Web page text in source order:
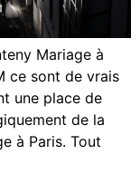
Mariage à
ce sont de vrais
une place de
de la
à Paris. Tout